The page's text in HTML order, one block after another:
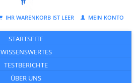
IHR WARENKORB IST LEER MEIN KONTO
STARTSEITE
WISSENSWERTES
TESTBERICHTE
ÜBER UNS